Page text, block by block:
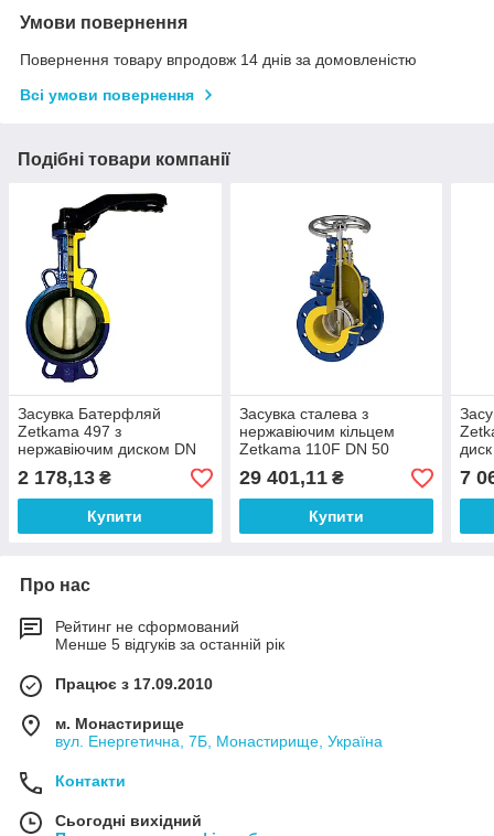
Умови повернення
Повернення товару впродовж 14 днів за домовленістю
Всі умови повернення
Подібні товари компанії
Засувка Батерфляй
Zetkama 497 з
нержавіючим диском DN
40
2 178,13 ₴
Купити
Засувка сталева з
нержавіючим кільцем
Zetkama 110F DN 50
29 401,11₴
Купити
7
Про нас
Рейтинг не сформований
Менше 5 відгуків за останній рік
Працює з 17.09.2010
м. Монастирище
вул. Енергетична, 7Б, Монастирище, Україна
Контакти
Сьогодні вихідний